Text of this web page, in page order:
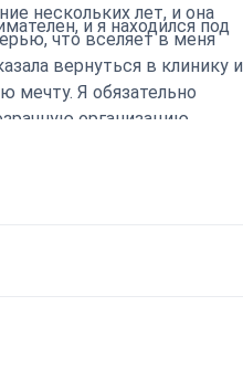
нескольких лет, и она
что вселяет в меня
вернуться в клинику и
мечту. Я обязательно
организацию.
и я находился под